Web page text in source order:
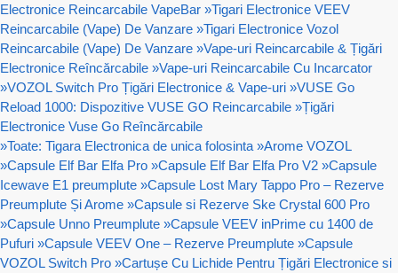
Electronice Reincarcabile VapeBar »Tigari Electronice VEEV
Reincarcabile (Vape) De Vanzare »Tigari Electronice Vozol
Reincarcabile (Vape) De Vanzare »Vape-uri Reincarcabile & Țigări
Electronice Reîncărcabile »Vape-uri Reincarcabile Cu Incarcator
»VOZOL Switch Pro Țigări Electronice & Vape-uri »VUSE Go
Reload 1000: Dispozitive VUSE GO Reincarcabile »Țigări
Electronice Vuse Go Reîncărcabile
»Toate: Tigara Electronica de unica folosinta »Arome VOZOL
»Capsule Elf Bar Elfa Pro »Capsule Elf Bar Elfa Pro V2 »Capsule
Icewave E1 preumplute »Capsule Lost Mary Tappo Pro – Rezerve
Preumplute Și Arome »Capsule si Rezerve Ske Crystal 600 Pro
»Capsule Unno Preumplute »Capsule VEEV inPrime cu 1400 de
Pufuri »Capsule VEEV One – Rezerve Preumplute »Capsule
VOZOL Switch Pro »Cartușe Cu Lichide Pentru Țigări Electronice si